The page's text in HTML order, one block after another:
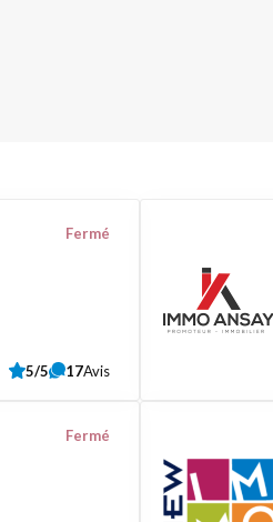
Fermé
5/5 17Avis
Fermé